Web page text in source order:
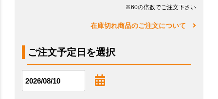
※60の倍数でご注文下さい
在庫切れ商品のご注文について
ご注文予定日を選択